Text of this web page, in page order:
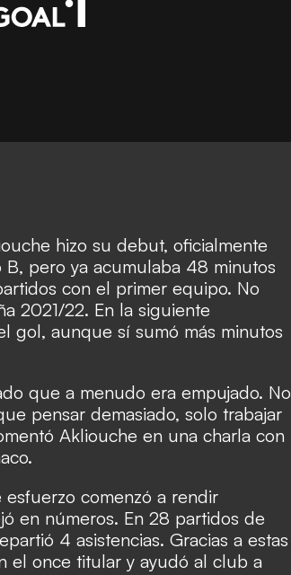
hizo su debut, oficialmente
pero ya acumulaba 48 minutos
con el primer equipo. No
2021/22. En la siguiente
gol, aunque sí sumó más minutos
que a menudo era empujado. No
pensar demasiado, solo trabajar
Akliouche en una charla con
comenzó a rendir
en números. En 28 partidos de
4 asistencias. Gracias a estas
el once titular y ayudó al club a